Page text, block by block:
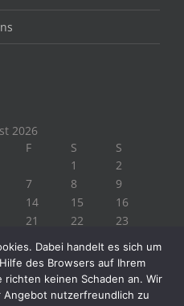
2026
F S
S
1
2
7 8
9
14 15
16
21 22
23
Dabei handelt es sich um
des Browsers auf Ihrem
keinen Schaden an. Wir
Angebot nutzerfreundlich zu